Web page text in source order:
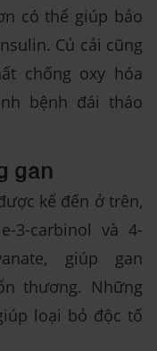
có thể giúp bảo
Củ cải cũng
chống oxy hóa
bệnh đái tháo
gan
kể đến ở trên,
3-carbinol và 4-
giúp gan
thương. Những
loại bỏ độc tố